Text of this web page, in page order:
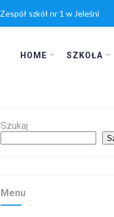
Zespół szkół nr 1 w Jeleśni
HOME SZKOŁA
Szukaj
Menu